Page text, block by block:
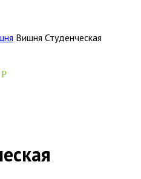
Вишня Студенческая
Р